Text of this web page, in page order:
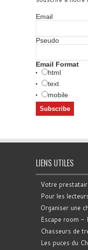
Email
Pseudo
Email Format
html
text
mobile
LIENS UTILES
Votre
Pour les
Organiser une
Escape room -
Chasseurs de
Les puces du